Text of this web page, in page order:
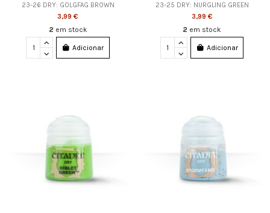
23-26 DRY: GOLGFAG BROWN
3,99 €
2 em stock
Adicionar
23-25 DRY: NURGLING GREEN
3,99 €
2 em stock
Adicionar